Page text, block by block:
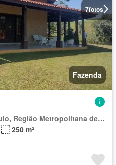
7fotos
Fazenda
Região Imediata de São Paulo, Região Metropolitana de São Paulo
250 m²